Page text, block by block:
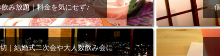
キリン 分煙 少人数貸切(15名以下から) 島野菜 しゃぶし
ー
焼肉 電気ブラン エビスビール ウェディング
ク
サッポロ 昼宴会 イベリコ豚 山盛、メガ盛り つけ麺
院前駅周辺
中華 お好み焼き・もんじゃ オーガニック プ
み放題｜料金を気にせず♪
｜結婚式二次会や大人数飲み会に